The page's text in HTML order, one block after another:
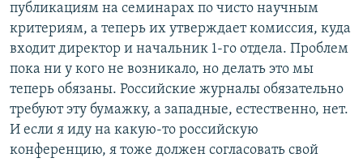
публикациям на семинарах по чисто научным
критериям, а теперь их утверждает комиссия, куда
входит директор и начальник 1-го отдела. Проблем
пока ни у кого не возникало, но делать это мы
теперь обязаны. Российские журналы обязательно
требуют эту бумажку, а западные, естественно, нет.
И если я иду на какую-то российскую
конференцию, я тоже должен согласовать свой